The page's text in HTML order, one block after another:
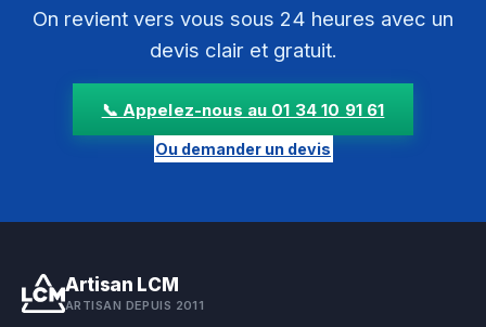
On revient vers vous sous 24 heures avec un
devis clair et gratuit.
📞 Appelez-nous au 01 34 10 91 61
Ou demander un devis
Artisan LCM
ARTISAN DEPUIS 2011